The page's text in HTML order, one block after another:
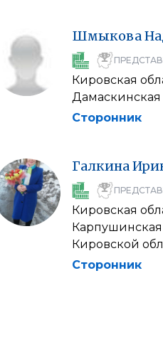
Шмыкова
Кировская
Дамаскинская
Сторонник
Галкина
Кировская
Карпушинская
Кировской
Сторонник